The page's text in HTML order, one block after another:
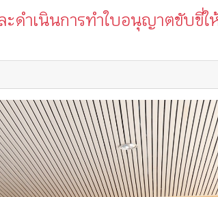
ดำเนินการทำใบอนุญาตขับขี่